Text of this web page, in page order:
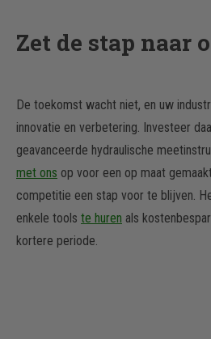
Zet de stap naar
De toekomst wacht niet, en uw
innovatie en verbetering. Investeer
geavanceerde hydraulische
met ons op voor een op maat
competitie een stap voor te blijven.
enkele tools te huren als
kortere periode.